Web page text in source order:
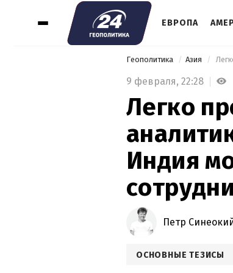
ЕВРОПА
Геополитика Азия
9 февраля, 22:28
Легко
Индия
Петр
ОСНОВНЫЕ ТЕЗИСЫ